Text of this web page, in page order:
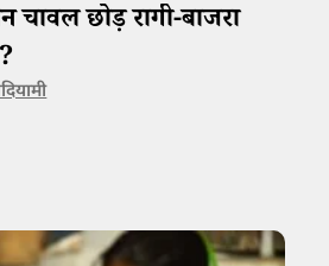
छोड़ रागी-बाजरा